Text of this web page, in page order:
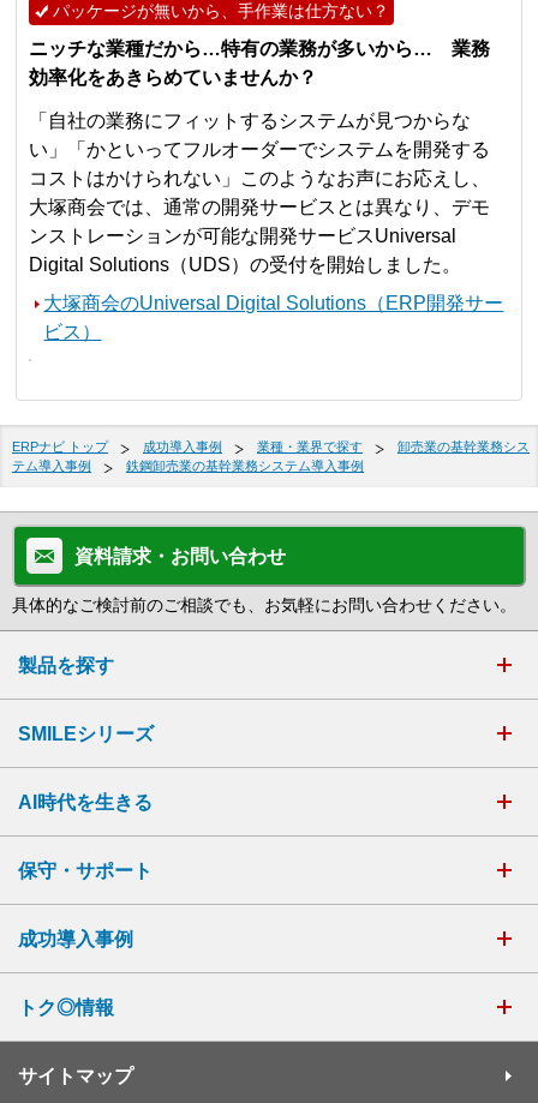
パッケージが無いから、手作業は仕方ない？
ニッチな業種だから…特有の業務が多いから… 業務
効率化をあきらめていませんか？
「自社の業務にフィットするシステムが見つからな
い」「かといってフルオーダーでシステムを開発する
コストはかけられない」このようなお声にお応えし、
大塚商会では、通常の開発サービスとは異なり、デモ
ンストレーションが可能な開発サービスUniversal
Digital Solutions（UDS）の受付を開始しました。
大塚商会のUniversal Digital Solutions（ERP開発サー
ビス）
ERPナビ トップ 成功導入事例 業種・業界で探す
卸売業の基幹業務シス
テム導入事例
鉄鋼卸売業の基幹業務システム導入事例
資料請求・お問い合わせ
具体的なご検討前のご相談でも、お気軽にお問い合わせください。
製品を探す
SMILEシリーズ
AI時代を生きる
保守・サポート
成功導入事例
トク◎情報
サイトマップ